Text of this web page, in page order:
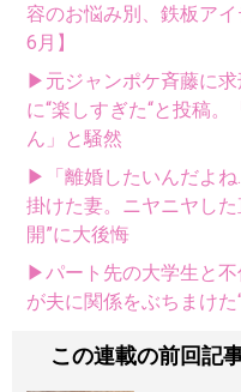
容のお悩み別、鉄板ア
6月】
▶元ジャンポケ斉藤に求
に“楽しすぎた“と投稿
ん」と騒然
▶「離婚したいんだよね
掛けた妻。ニヤニヤし
開”に大後悔
▶パート先の大学生と
が夫に関係をぶちまけた
この連載の前回記